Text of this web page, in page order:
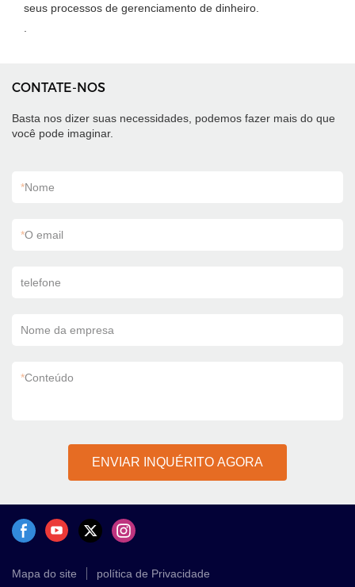
seus processos de gerenciamento de dinheiro.
CONTATE-NOS
Basta nos dizer suas necessidades, podemos fazer mais do que
você pode imaginar.
*Nome
*O email
telefone
Nome da empresa
*Conteúdo
ENVIAR INQUÉRITO AGORA
Mapa do site política de Privacidade